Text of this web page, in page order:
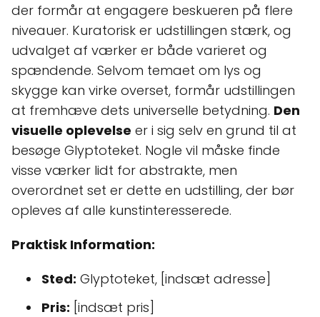
der formår at engagere beskueren på flere
niveauer. Kuratorisk er udstillingen stærk, og
udvalget af værker er både varieret og
spændende. Selvom temaet om lys og
skygge kan virke overset, formår udstillingen
at fremhæve dets universelle betydning. Den
visuelle oplevelse er i sig selv en grund til at
besøge Glyptoteket. Nogle vil måske finde
visse værker lidt for abstrakte, men
overordnet set er dette en udstilling, der bør
opleves af alle kunstinteresserede.
Praktisk Information:
Sted: Glyptoteket, [indsæt adresse]
Pris: [indsæt pris]